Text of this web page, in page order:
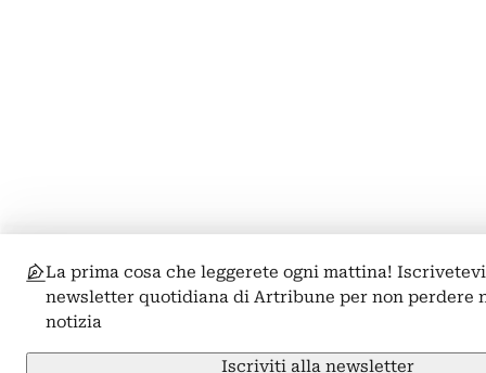
La prima cosa che leggerete ogni mattina!
newsletter quotidiana di Artribune per non perdere
notizia
Iscriviti alla newsletter